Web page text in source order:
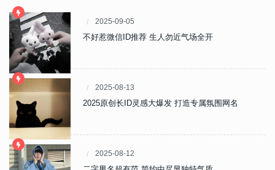
2025-09-05
不好惹微信ID推荐 生人勿近气场全开
2025-08-13
2025原创长ID灵感大爆发 打造专属氛围网名
2025-08-12